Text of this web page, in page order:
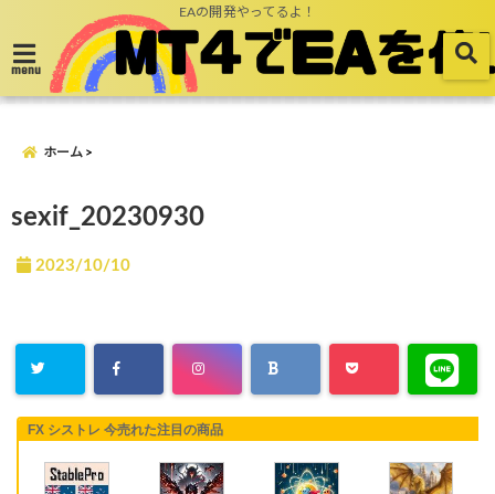
EAの開発やってるよ！
menu
ホーム
sexif_20230930
2023/10/10